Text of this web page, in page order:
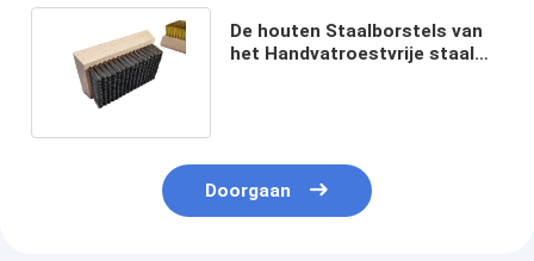
De houten Staalborstels van
het Handvatroestvrije staal
Doorgaan